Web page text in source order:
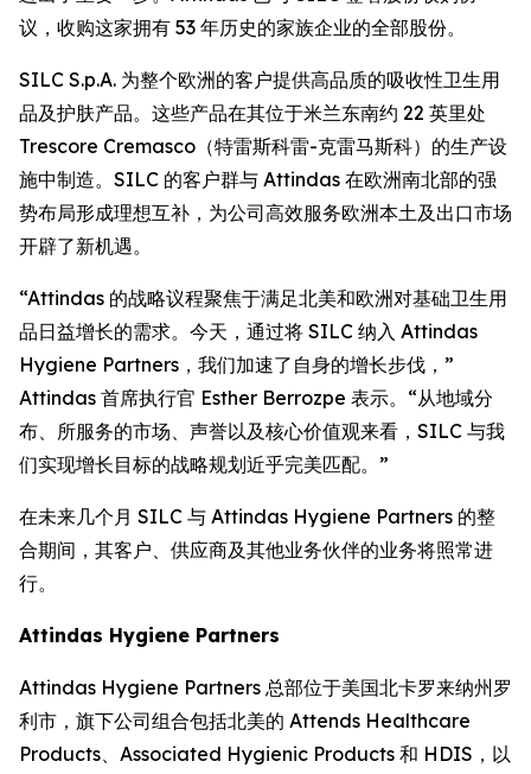
议，收购这家拥有 53 年历史的家族企业的全部股份。
SILC S.p.A. 为整个欧洲的客户提供高品质的吸收性卫生用
品及护肤产品。这些产品在其位于米兰东南约 22 英里处
Trescore Cremasco（特雷斯科雷-克雷马斯科）的生产设
施中制造。SILC 的客户群与 Attindas 在欧洲南北部的强
势布局形成理想互补，为公司高效服务欧洲本土及出口市场
开辟了新机遇。
“Attindas 的战略议程聚焦于满足北美和欧洲对基础卫生用
品日益增长的需求。今天，通过将 SILC 纳入 Attindas
Hygiene Partners，我们加速了自身的增长步伐，”
Attindas 首席执行官 Esther Berrozpe 表示。“从地域分
布、所服务的市场、声誉以及核心价值观来看，SILC 与我
们实现增长目标的战略规划近乎完美匹配。”
在未来几个月 SILC 与 Attindas Hygiene Partners 的整
合期间，其客户、供应商及其他业务伙伴的业务将照常进
行。
Attindas Hygiene Partners
Attindas Hygiene Partners 总部位于美国北卡罗来纳州罗
利市，旗下公司组合包括北美的 Attends Healthcare
Products、Associated Hygienic Products 和 HDIS，以